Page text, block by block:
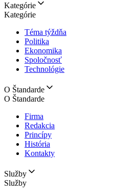
Kategórie
Kategórie
Téma týždňa
Politika
Ekonomika
Spoločnosť
Technológie
O Štandarde
O Štandarde
Firma
Redakcia
Princípy
História
Kontakty
Služby
Služby